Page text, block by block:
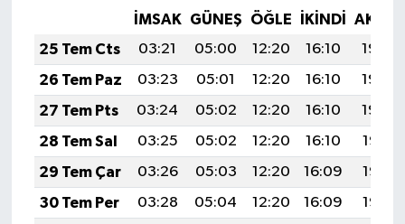
İMSAK GÜNEŞ ÖĞLE İKINDI
25 Tem Cts
03:21 05:00 12:20 16:10
19:30
26 Tem Paz
03:23 05:01 12:20 16:10
19:30
27 Tem Pts
03:24 05:02 12:20 16:10
19:29
28 Tem Sal
03:25 05:02 12:20 16:10
19:28
29 Tem Çar
03:26 05:03 12:20 16:09
19:27
30 Tem Per
03:28 05:04 12:20 16:09
19:26